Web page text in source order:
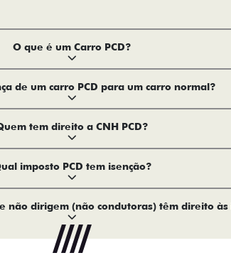
O que é um Carro PCD?
de um carro PCD para um carro normal?
tem direito a CNH PCD?
imposto PCD tem isenção?
não dirigem (não condutoras) têm direito às